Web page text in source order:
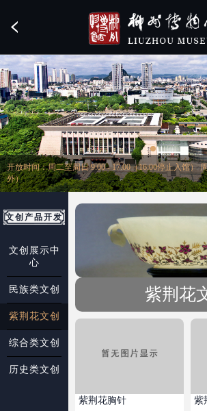
开放时间：周二至周日 9:00 - 17:00（16:00停止入馆）
外）
文创产品开发
文创展示中
心
民族类文创
紫荆花文创
综合类文创
历史类文创
紫荆花
紫荆花胸针 紫